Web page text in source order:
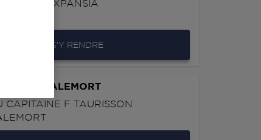
EXPANSIA
S'Y RENDRE
DRIVE MALEMORT
CAPITAINE F TAURISSON